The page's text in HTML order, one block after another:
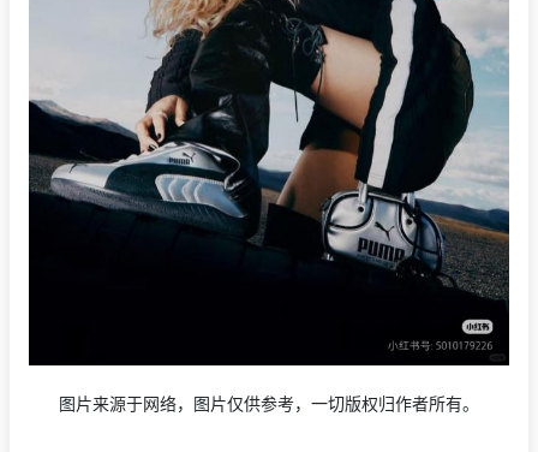
图片来源于网络，图片仅供参考，一切版权归作者所有。